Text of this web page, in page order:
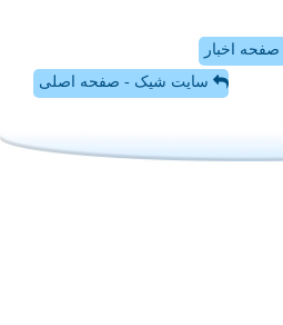
صفحه اخبار
سایت شیک - صفحه اصلی